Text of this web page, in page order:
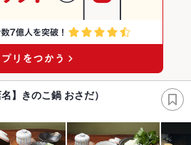
】きのこ鍋 おさだ）